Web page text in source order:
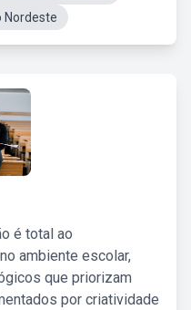
Nordeste
é total ao
ambiente escolar,
que priorizam
por criatividade